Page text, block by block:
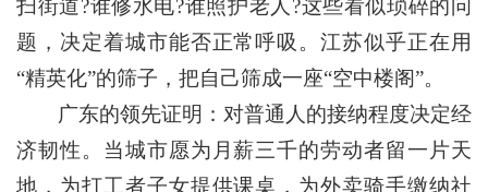
扫街道?谁修水电?谁照护老人?这些看似琐碎的问
题，决定着城市能否正常呼吸。江苏似乎正在用
“精英化”的筛子，把自己筛成一座“空中楼阁”。
广东的领先证明：对普通人的接纳程度决定经
济韧性。当城市愿为月薪三千的劳动者留一片天
地，为打工者子女提供课桌，为外卖骑手缴纳社